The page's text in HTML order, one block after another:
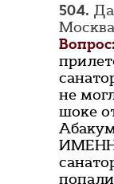
504.
Москва
Вопрос:
не
шоке